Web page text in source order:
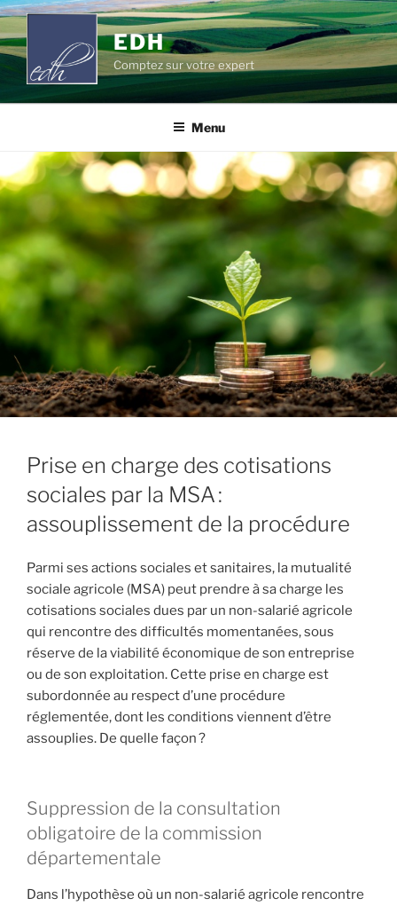
Aller
au
contenu
principal
EDH
Comptez sur votre expert
Menu
Prise en charge des cotisations
sociales par la MSA :
assouplissement de la procédure
Parmi ses actions sociales et sanitaires, la mutualité
sociale agricole (MSA) peut prendre à sa charge les
cotisations sociales dues par un non-salarié agricole
qui rencontre des difficultés momentanées, sous
réserve de la viabilité économique de son entreprise
ou de son exploitation. Cette prise en charge est
subordonnée au respect d’une procédure
réglementée, dont les conditions viennent d’être
assouplies. De quelle façon ?
Suppression de la consultation
obligatoire de la commission
départementale
Dans l’hypothèse où un non-salarié agricole rencontre